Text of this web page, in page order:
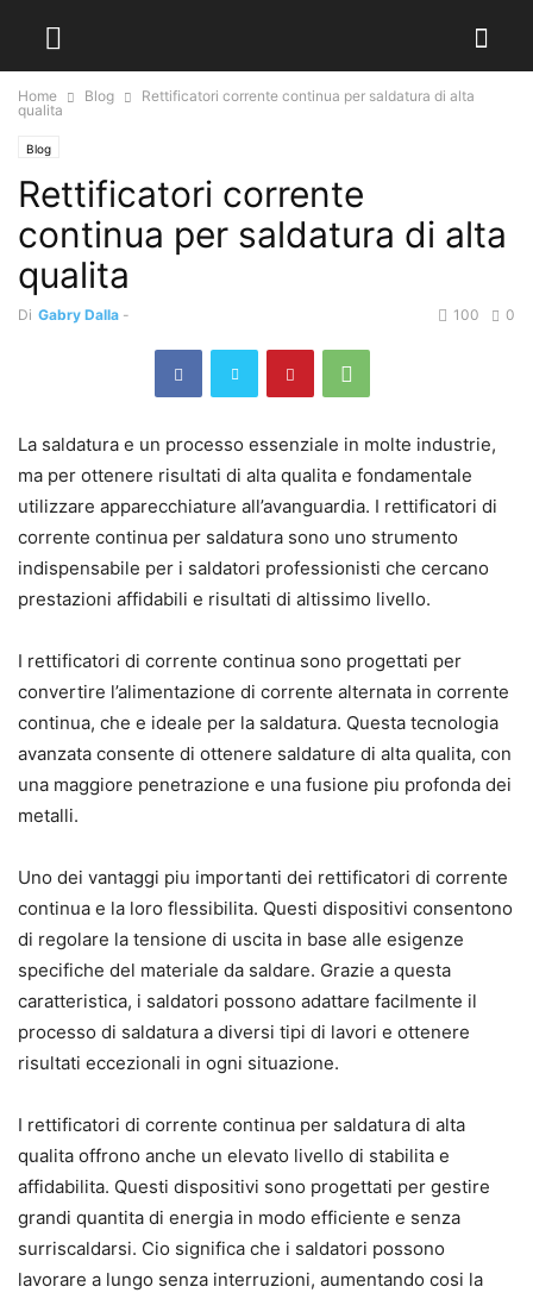
Home Blog
Rettificatori corrente continua per saldatura di alta
qualita
Blog
Rettificatori corrente
continua per saldatura di alta
qualita
Di Gabry Dalla - 0
100
La saldatura e un processo essenziale in molte industrie,
ma per ottenere risultati di alta qualita e fondamentale
utilizzare apparecchiature all’avanguardia. I rettificatori di
corrente continua per saldatura sono uno strumento
indispensabile per i saldatori professionisti che cercano
prestazioni affidabili e risultati di altissimo livello.
I rettificatori di corrente continua sono progettati per
convertire l’alimentazione di corrente alternata in corrente
continua, che e ideale per la saldatura. Questa tecnologia
avanzata consente di ottenere saldature di alta qualita, con
una maggiore penetrazione e una fusione piu profonda dei
metalli.
Uno dei vantaggi piu importanti dei rettificatori di corrente
continua e la loro flessibilita. Questi dispositivi consentono
di regolare la tensione di uscita in base alle esigenze
specifiche del materiale da saldare. Grazie a questa
caratteristica, i saldatori possono adattare facilmente il
processo di saldatura a diversi tipi di lavori e ottenere
risultati eccezionali in ogni situazione.
I rettificatori di corrente continua per saldatura di alta
qualita offrono anche un elevato livello di stabilita e
affidabilita. Questi dispositivi sono progettati per gestire
grandi quantita di energia in modo efficiente e senza
surriscaldarsi. Cio significa che i saldatori possono
lavorare a lungo senza interruzioni, aumentando cosi la